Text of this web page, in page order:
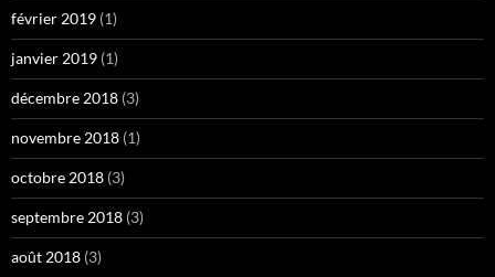
février 2019 (1)
janvier 2019 (1)
décembre 2018 (3)
novembre 2018 (1)
octobre 2018 (3)
septembre 2018 (3)
août 2018 (3)